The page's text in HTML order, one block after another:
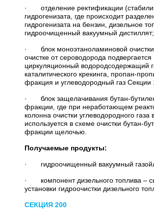
· отделение ректификации
гидрогенизата, где происходит
гидрогенизата на бензин, дизельное
гидроочищенный вакуумный дистиллят;
· блок моноэтаноламиновой очистки
очистке от сероводорода подвергается
циркуляционный водородсодержащий
каталитического крекинга, пропан-
фракция и углеводородный газ Секции
· блок защелачивания бутан-
фракции, где при неработающем
колонна очистки углеводородного газа
используется в схеме очистки бутан-
фракции щелочью.
Получаемые продукты:
· гидроочищенный вакуумный
· компонент дизельного топлива –
установки гидроочистки дизельного
СЕКЦИЯ 200